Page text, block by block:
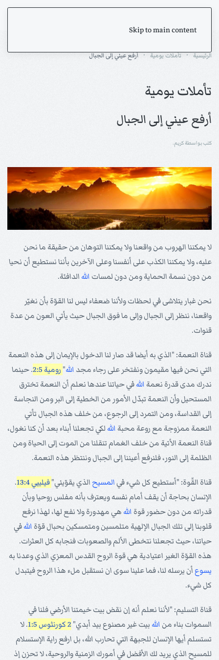
Skip to main content
الرئيسية تأملات يومية أرفع عيني إلى الجبال
تأملات يومية
أرفع عيني إلى الجبال
كتب بواسطة كريم.
لا يمكننا الهروب من واقعنا ولا يمكننا التوهان من حقيقة ما نحن
عليه، ولا يمكننا الكذب على أنفسنا وعلى الآخرين بأننا نستطيع أن نحيا
من دون نسمة الحماية ومن دون لمسات الله الدافئة.
نحن غبار يتلاشى في لحظات ولأننا ضعفاء ليس لنا القوّة بأن نغيّر
واقعنا، ننظر إلى الجبال وإلى ما فوق الجبال حيث يأتي العون من عدة
قنوات.
قناة النعمة: "الذي به أيضا قد صار لنا الدخول بالإيمان إلى هذه النعمة
التي نحن فيها مقيمون ونفتخر على رجاء مجد الله" رومية 2:5
. حينما
ندرك مدى قدرة نعمة اللهفي حياتنا عندها نعلم أن النعمة تخترق
المستحيل وأن النعمة تبدّل الأمور من الخطية إلى البر ومن النجاسة
إلى القداسة، ومن التمرد إلى الرجوع، من خلف هذه الجبال تأتي
النعمة ممزوجة مع روعة محبة الله لكي تجعلنا أبناء بعد أن كنا نغول،
قناة النعمة الأتية من خلف الغمام تنقلنا من الموت إلى الحياة ومن
الظلمة إلى النور، فلنرفع أعيننا إلى الجبال وننتظر هذه النعمة.
قناة القّوة: "أستطيع كل شيء في المسيح الذي يقوّيني"فيليبي 13:4
.
الإنسان بحاجة أن يقف أمام نفسه ويعترف بأنه مفلس روحيا وبأن
قدراته من دون حضور قوة الله هي مهدورة ولا نفع لها، لهذا نرفع
قلوبنا إلى تلك الجبال الإلهية متلمسين ومتمسكين بحبال قوّة اللهفي
حياتنا، حيث تجعلنا نتخطى الألم والصعوبات فنجابه كل العثرات.
هذه القوّة الغير اعتيادية هي قوة الروح القدس المعزي الذي وعدنا به
يسوع أن يرسله لنا، فما علينا سوى ان نستقبل ملء هذا الروح فيتبدل
كل شيء.
قناة التسليم: "لأننا نعلم أنه إن نقض بيت خيمتنا الأرضي فلنا في
السموات بناء من الله بيت غير مصنوع بيد أبدي" 2 كورنثوس 1:5
. لا
تستسلم أيها الإنسان للجبهة التي تحارب الله، بل ارفع راية الإستسلام
للمسيح الذي يريد لك الأفضل في أمورك الزمنية والروحية، لا تحزن إذ